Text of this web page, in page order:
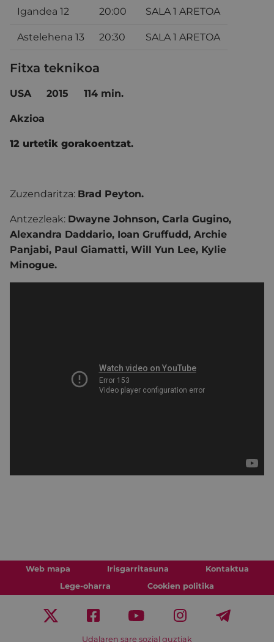
Igandea 12 20:00 SALA 1 ARETOA
Astelehena 13 20:30 SALA 1 ARETOA
Fitxa teknikoa
USA 2015 114 min.
Akzioa
12 urtetik gorakoentzat.
Zuzendaritza: Brad Peyton.
Antzezleak: Dwayne Johnson, Carla Gugino,
Alexandra Daddario, Ioan Gruffudd, Archie
Panjabi, Paul Giamatti, Will Yun Lee, Kylie
Minogue.
Web mapa Irisgarritasuna
Kontaktua
Lege-oharra
Cookien politika
Udalaren sare sozial guztiak